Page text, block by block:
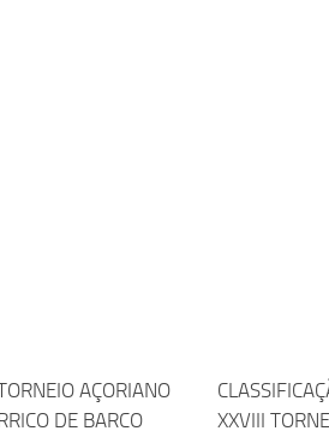
AÇORIANO
DE BARCO
XXVIII